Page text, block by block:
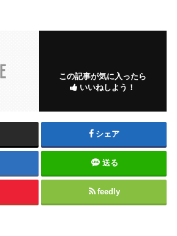
この記事が気に入ったら
いいねしよう！
シェア
送る
feedly